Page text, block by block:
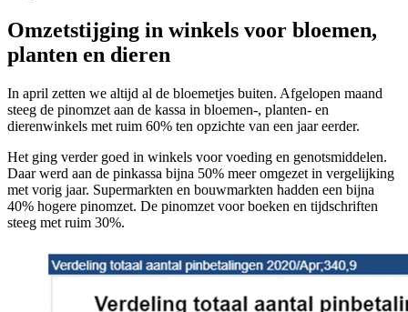
Omzetstijging in winkels voor bloemen,
planten en dieren
In april zetten we altijd al de bloemetjes buiten. Afgelopen maand
steeg de pinomzet aan de kassa in bloemen-, planten- en
dierenwinkels met ruim 60% ten opzichte van een jaar eerder.
Het ging verder goed in winkels voor voeding en genotsmiddelen.
Daar werd aan de pinkassa bijna 50% meer omgezet in vergelijking
met vorig jaar. Supermarkten en bouwmarkten hadden een bijna
40% hogere pinomzet. De pinomzet voor boeken en tijdschriften
steeg met ruim 30%.